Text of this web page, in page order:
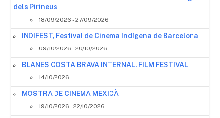
dels Pirineus
18/09/2026 - 27/09/2026
INDIFEST, Festival de Cinema Indígena de Barcelona
09/10/2026 - 20/10/2026
BLANES COSTA BRAVA INTERNAL. FILM FESTIVAL
14/10/2026
MOSTRA DE CINEMA MEXICÀ
19/10/2026 - 22/10/2026